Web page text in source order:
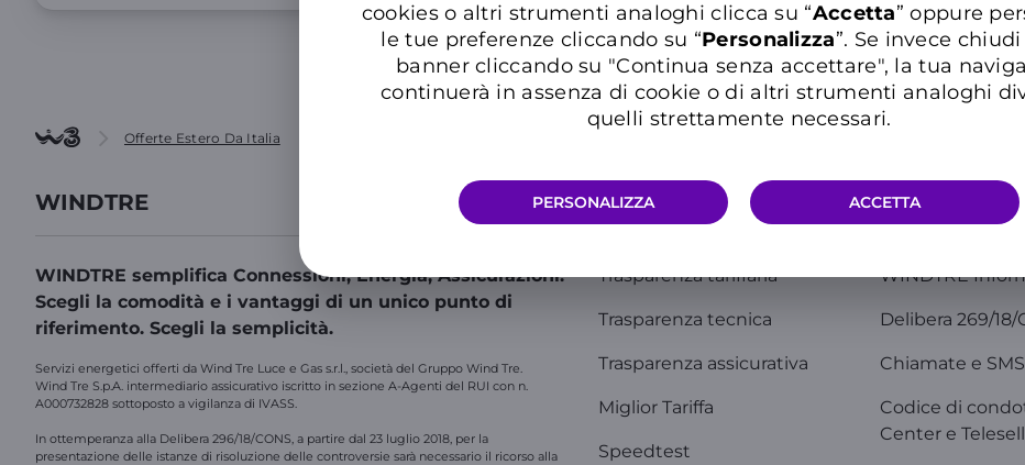
cookies o altri strumenti analoghi clicca su “Accetta” oppure
le tue preferenze cliccando su “Personalizza”. Se invece
banner cliccando su "Continua senza accettare", la tua
continuerà in assenza di cookie o di altri strumenti analoghi
quelli strettamente necessari.
PERSONALIZZA ACCETTA
Offerte Estero Da Italia
WINDTRE
WINDTRE semplifica Connessioni, Energia, Assicurazioni.
Scegli la comodità e i vantaggi di un unico punto di
riferimento. Scegli la semplicità.
Servizi energetici offerti da Wind Tre Luce e Gas s.r.l., società del Gruppo Wind Tre.
Wind Tre S.p.A. intermediario assicurativo iscritto in sezione A-Agenti del RUI con n.
A000732828 sottoposto a vigilanza di IVASS.
In ottemperanza alla Delibera 296/18/CONS, a partire dal 23 luglio 2018, per la
presentazione delle istanze di risoluzione delle controversie sarà necessario il ricorso alla
Info Utili
Trasparenza tariffaria
Trasparenza tecnica
Trasparenza assicurativa
Miglior Tariffa
Speedtest
WINDTRE
Delibera 269/18/
Chiamate e
Codice di
Center e